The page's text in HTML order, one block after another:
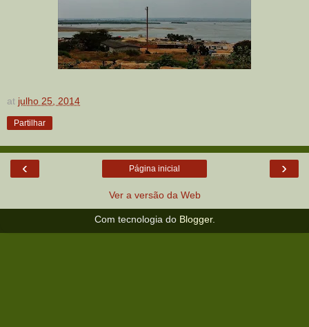
at julho 25, 2014
Partilhar
‹ ›
Página inicial
Ver a versão da Web
Com tecnologia do Blogger.